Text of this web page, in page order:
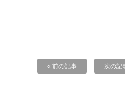
« 前の記事 次の記